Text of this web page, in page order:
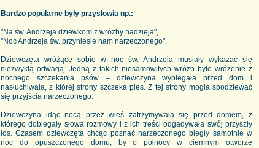
Bardzo popularne były przysłowia np.:
"Na św. Andrzeja dziewkom z wróżby nadzieja",
"Noc Andrzeja św. przyniesie nam narzeczonego".
Dziewczęta wróżące sobie w noc św. Andrzeja musiały wykazać się
niezwykłą odwagą. Jedną z takich niesamowitych wróżb było wróżenie z
nocnego szczekania psów – dziewczyna wybiegała przed dom i
nasłuchiwała, z której strony szczeka pies. Z tej strony mogła spodziewać
się przyjścia narzeczonego.
Dziewczyna idąc nocą przez wieś zatrzymywała się przed domem, z
którego dobiegały słowa rozmowy i z ich treści odgadywała swój przyszły
los. Czasem dziewczęta chcąc poznać narzeczonego biegły samotnie w
noc do opuszczonego domu, by o północy w ciemnym otworze